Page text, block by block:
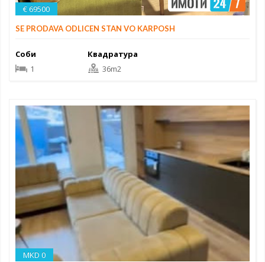
€ 69500
SE PRODAVA ODLICEN STAN VO KARPOSH
Соби
1
Квадратура
36m2
MKD 0